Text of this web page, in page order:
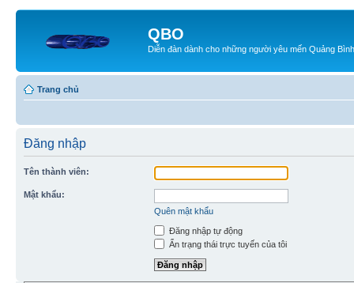
QBO
Diễn đàn dành cho những người yêu mến Quảng Bình
Trang chủ
Đăng nhập
Tên thành viên:
Mật khẩu:
Quên mật khẩu
Đăng nhập tự động
Ẩn trạng thái trực tuyến của tôi